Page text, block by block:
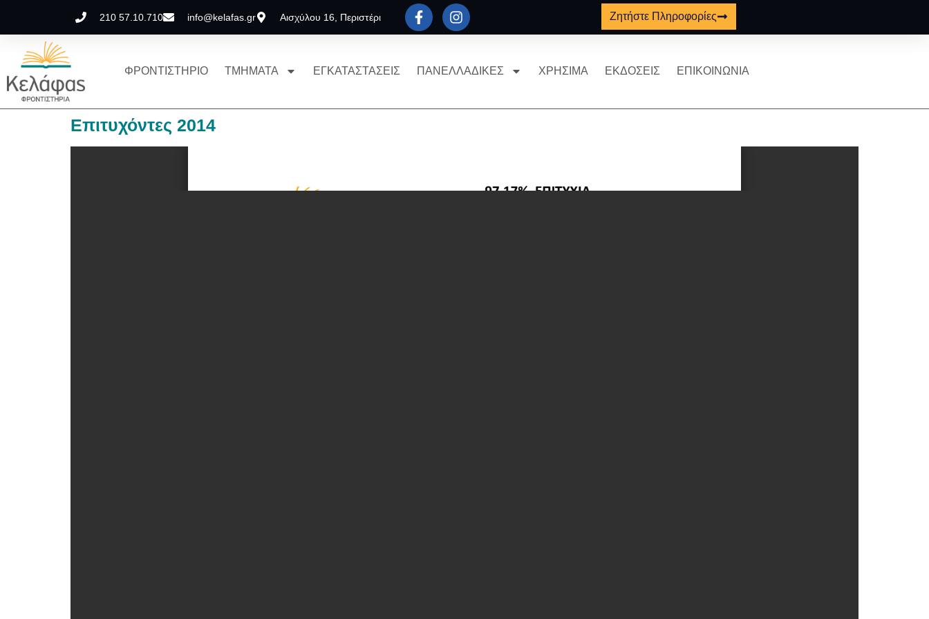
210 57.10.710 info@kelafas.gr Αισχύλου 16, Περιστέρι Ζητήστε Πληροφορίες
ΦΡΟΝΤΙΣΤΗΡΙΟ ΤΜΗΜΑΤΑ ΕΓΚΑΤΑΣΤΑΣΕΙΣ ΠΑΝΕΛΛΑΔΙΚΕΣ ΧΡΗΣΙΜΑ ΕΚΔΟΣΕΙΣ ΕΠΙΚΟΙΝΩΝΙΑ
Επιτυχόντες 2014